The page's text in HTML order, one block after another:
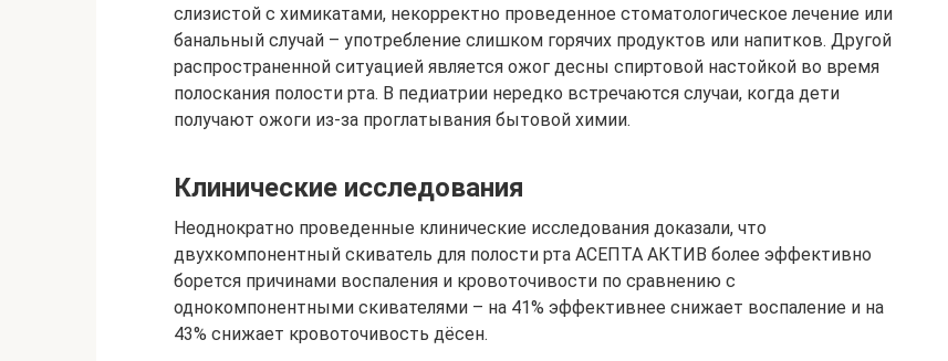
слизистой с химикатами, некорректно проведенное стоматологическое лечение или
банальный случай – употребление слишком горячих продуктов или напитков. Другой
распространенной ситуацией является ожог десны спиртовой настойкой во время
полоскания полости рта. В педиатрии нередко встречаются случаи, когда дети
получают ожоги из-за проглатывания бытовой химии.
Клинические исследования
Неоднократно проведенные клинические исследования доказали, что
двухкомпонентный скиватель для полости рта АСЕПТА АКТИВ более эффективно
борется причинами воспаления и кровоточивости по сравнению с
однокомпонентными скивателями – на 41% эффективнее снижает воспаление и на
43% снижает кровоточивость дёсен.